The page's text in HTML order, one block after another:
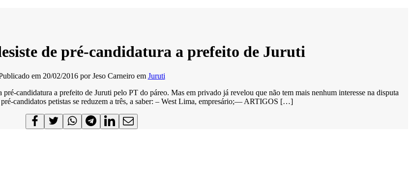
de pré-candidatura a prefeito de Juruti
em 20/02/2016 porJeso Carneiro em Juruti
candidatura a prefeito de Juruti pelo PT do páreo. Mas em privado já revelou que não tem mais nenhum interesse na disputa
candidatos petistas se reduzem a três, a saber: – West Lima, empresário;— ARTIGOS […]